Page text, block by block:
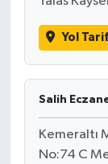
Yol
Salih
Kemeraltı
No:74 C